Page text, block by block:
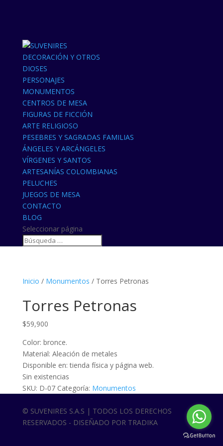
DECORACIÓN Y OTROS
DIOSES
PERSONAJES
MONUMENTOS
CENTROS DE MESA
FIGURAS DE FICCIÓN
ARTE RELIGIOSO
PESEBRES Y SAGRADAS FAMILIAS
ÁNGELES Y ARCÁNGELES
VÍRGENES Y SANTOS
ARTESANÍAS COLOMBIANAS
PELUCHES
JUEGOS DE MESA
CONTACTO
BLOG
Seleccionar página
Inicio / Monumentos / Torres Petronas
Torres Petronas
$59,900
Color: bronce.
Material: Aleación de metales
Disponible en: tienda física y página web.
Sin existencias
SKU: D-07 Categoría: Monumentos
© SUVENIRES S.A.S | TODOS LOS DERECHOS
RESERVADOS - DISEÑADO POR TRADIKA